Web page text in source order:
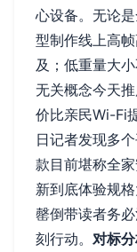
心设备。无论
型制作线上高
及；低重量大
无关概念今天
价比亲民Wi-Fi
日记者发现多
款目前堪称全
新到底体验规
罄倒带读者务
刻行动。 对标